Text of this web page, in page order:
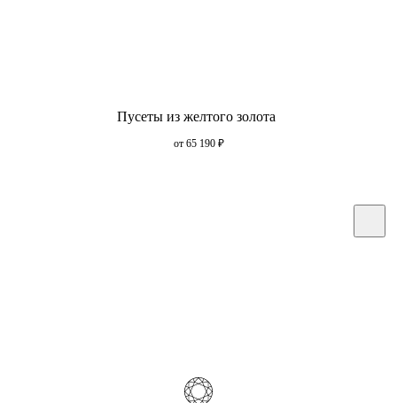
Пусеты из желтого золота
от 65 190 ₽